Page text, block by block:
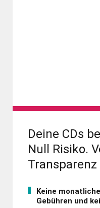
Deine CDs
Null Risiko.
Transparenz
Keine
Gebühren und